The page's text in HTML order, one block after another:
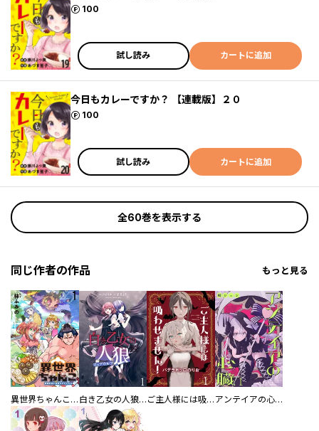
100
ポイント
試し読み カートに追加
今日もカレーですか？ 【連載版】２０
100
ポイント
試し読み カートに追加
全60巻を表示する
同じ作者の作品 もっと見る
異世界ちゃんこ～横綱目前に召喚されたんだが～ 【連載版】 白き乙女の人狼（ウェアウルフ） 【連載版】 ご主人様には吸わせません！ 【連載版】 アンテイアの心臓 【連載版】